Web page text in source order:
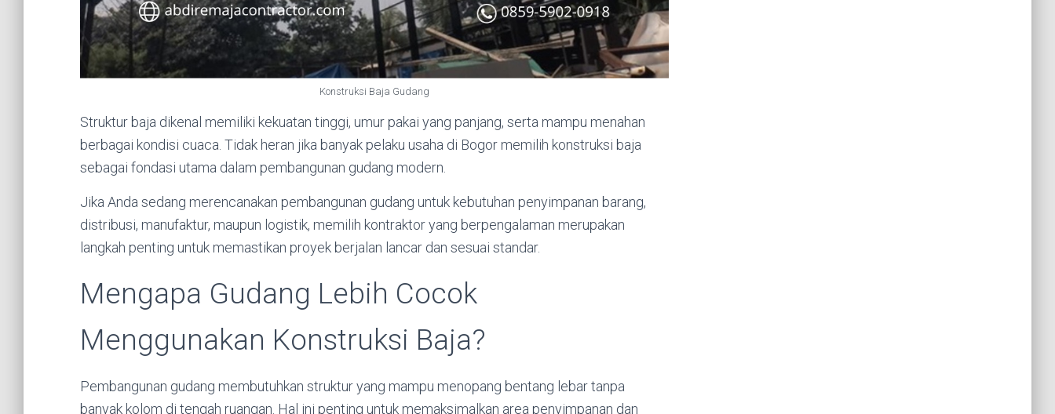
Konstruksi Baja Gudang
Struktur baja dikenal memiliki kekuatan tinggi, umur pakai yang panjang, serta mampu menahan
berbagai kondisi cuaca. Tidak heran jika banyak pelaku usaha di Bogor memilih konstruksi baja
sebagai fondasi utama dalam pembangunan gudang modern.
Jika Anda sedang merencanakan pembangunan gudang untuk kebutuhan penyimpanan barang,
distribusi, manufaktur, maupun logistik, memilih kontraktor yang berpengalaman merupakan
langkah penting untuk memastikan proyek berjalan lancar dan sesuai standar.
Mengapa Gudang Lebih Cocok
Menggunakan Konstruksi Baja?
Pembangunan gudang membutuhkan struktur yang mampu menopang bentang lebar tanpa
banyak kolom di tengah ruangan. Hal ini penting untuk memaksimalkan area penyimpanan dan